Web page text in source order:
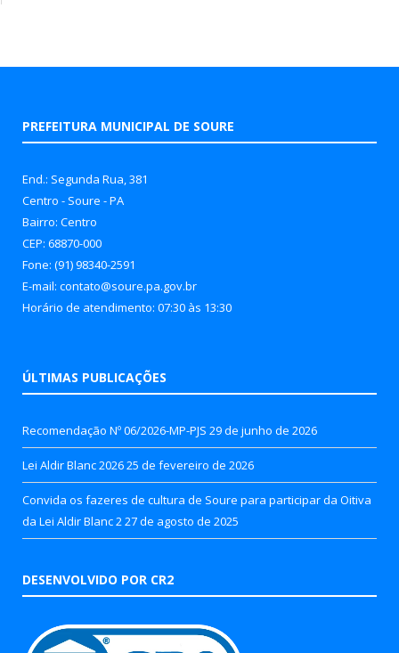
PREFEITURA MUNICIPAL DE SOURE
End.: Segunda Rua, 381
Centro - Soure - PA
Bairro: Centro
CEP: 68870-000
Fone: (91) 98340-2591
E-mail: contato@soure.pa.gov.br
Horário de atendimento: 07:30 às 13:30
ÚLTIMAS PUBLICAÇÕES
Recomendação Nº 06/2026-MP-PJS 29 de junho de 2026
Lei Aldir Blanc 202625 de fevereiro de 2026
Convida os fazeres de cultura de Soure para participar da Oitiva
da Lei Aldir Blanc 2 27 de agosto de 2025
DESENVOLVIDO POR CR2